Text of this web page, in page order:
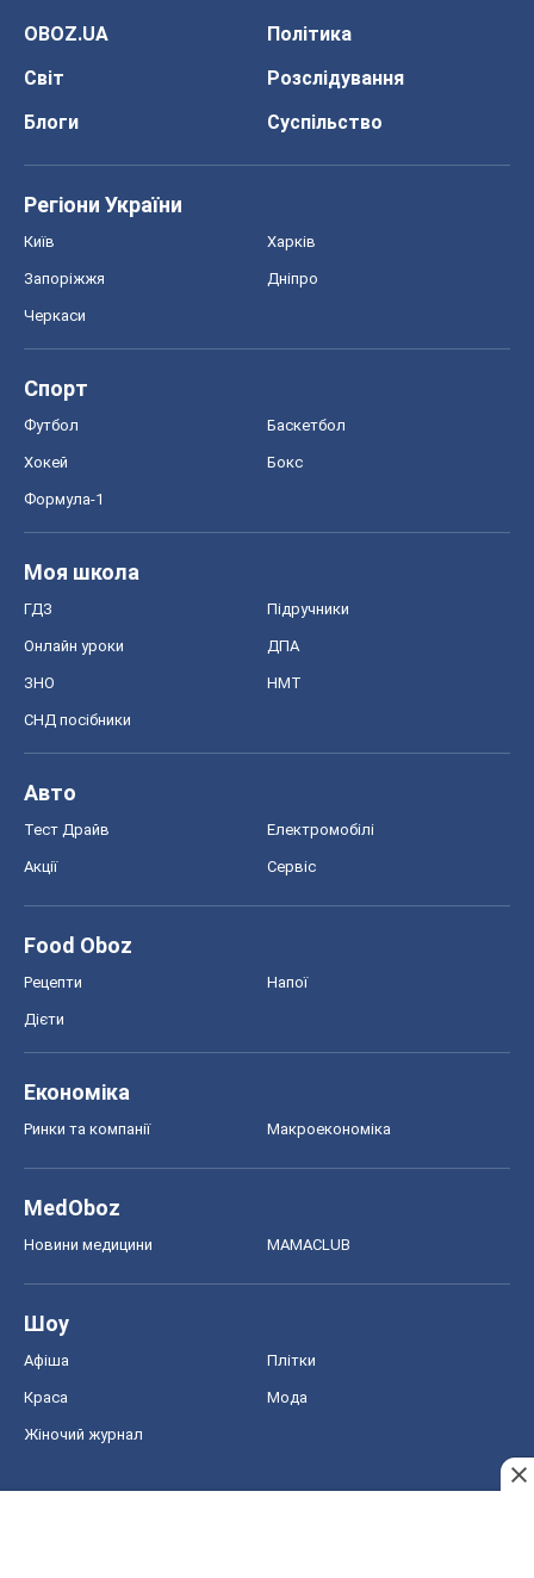
OBOZ.UA
Політика
Світ
Розслідування
Блоги
Суспільство
Регіони України
Київ Харків
Запоріжжя Дніпро
Черкаси
Спорт
Футбол Баскетбол
Хокей Бокс
Формула-1
Моя школа
ГДЗ Підручники
Онлайн уроки ДПА
ЗНО НМТ
СНД посібники
Авто
Тест Драйв Електромобілі
Акції Сервіс
Food Oboz
Рецепти Напої
Дієти
Економіка
Ринки та компанії Макроекономіка
MedOboz
Новини медицини MAMACLUB
Шоу
Афіша Плітки
Краса Мода
Жіночий журнал